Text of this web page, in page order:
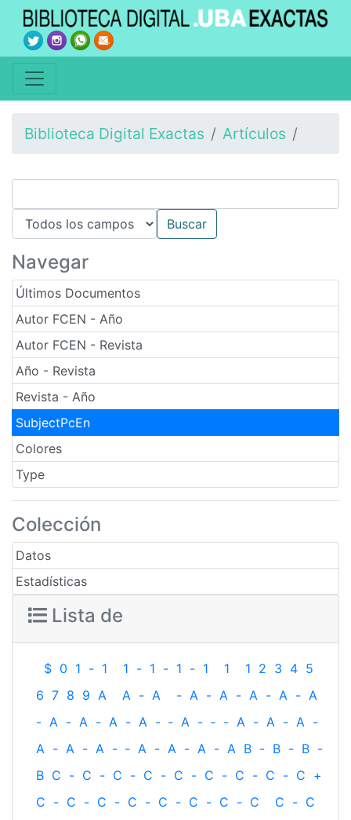
Biblioteca Digital Exactas Artículos
Navegar
Últimos Documentos
Autor FCEN - Año
Autor FCEN - Revista
Año - Revista
Revista - Año
SubjectPcEn
Colores
Type
Colección
Datos
Estadísticas
Lista de
$ 0 1 - 1 1 - 1 - 1 - 1 1 1 2 3 4 5
6 7 8 9 A A - A - A - A - A - A - A
- A - A - A - A - ‐ A - ‐ - A - A - A -
A - A - A - ‐ A - A - A - A B - B - B -
B C - C - C - C - C - C - C - C - C +
C - C - C - C - C - C - C - C C - C